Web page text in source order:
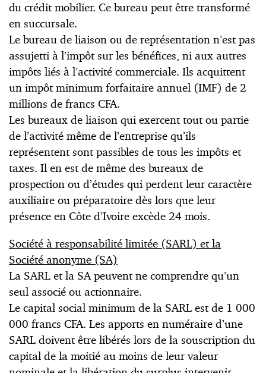
du crédit mobilier. Ce bureau peut être transformé
en succursale.
Le bureau de liaison ou de représentation n’est pas
assujetti à l’impôt sur les bénéfices, ni aux autres
impôts liés à l’activité commerciale. Ils acquittent
un impôt minimum forfaitaire annuel (IMF) de 2
millions de francs CFA.
Les bureaux de liaison qui exercent tout ou partie
de l’activité même de l’entreprise qu’ils
représentent sont passibles de tous les impôts et
taxes. Il en est de même des bureaux de
prospection ou d’études qui perdent leur caractère
auxiliaire ou préparatoire dès lors que leur
présence en Côte d’Ivoire excède 24 mois.
Société à responsabilité limitée (SARL) et la
Société anonyme (SA)
La SARL et la SA peuvent ne comprendre qu’un
seul associé ou actionnaire.
Le capital social minimum de la SARL est de 1 000
000 francs CFA. Les apports en numéraire d’une
SARL doivent être libérés lors de la souscription du
capital de la moitié au moins de leur valeur